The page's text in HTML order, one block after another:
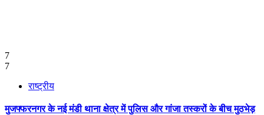
7
7
राष्ट्रीय
मुजफ्फरनगर के नई मंडी थाना क्षेत्र में पुलिस और गांजा तस्करों के बीच मुठभेड़